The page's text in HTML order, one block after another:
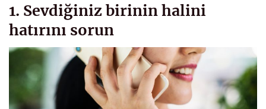
1. Sevdiğiniz birinin halini
hatırını sorun